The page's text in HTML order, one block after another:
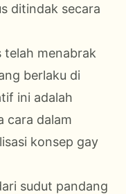
ditindak secara
telah menabrak
berlaku di
ini adalah
cara dalam
konsep gay
sudut pandang